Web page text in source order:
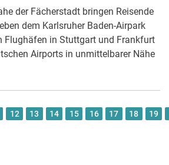
der Fächerstadt bringen Reisende
dem Karlsruher Baden-Airpark
Flughäfen in Stuttgart und Frankfurt
Airports in unmittelbarer Nähe
12 13 14 15 16 17 18 19